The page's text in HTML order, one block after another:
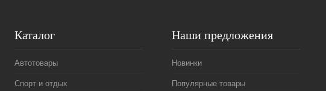
Каталог
Автотовары
Спорт и отдых
Наши предложения
Новинки
Популярные товары